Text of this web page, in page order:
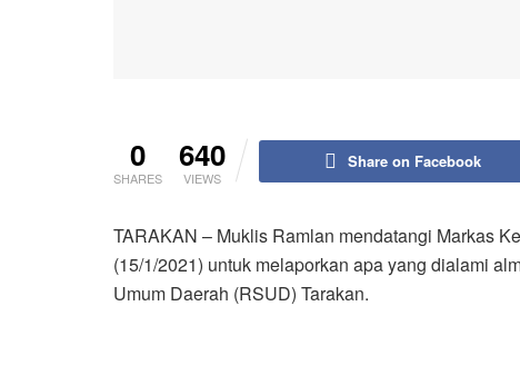
0
SHARES
640
VIEWS
Share on Facebook
TARAKAN – Muklis Ramlan mendatangi Markas
(15/1/2021) untuk melaporkan apa yang dialami
Umum Daerah (RSUD) Tarakan.